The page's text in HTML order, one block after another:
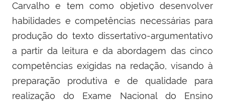
Carvalho e tem como objetivo desenvolver
habilidades e competências necessárias para
produção do texto dissertativo-argumentativo
a partir da leitura e da abordagem das cinco
competências exigidas na redação, visando à
preparação produtiva e de qualidade para
realização do Exame Nacional do Ensino